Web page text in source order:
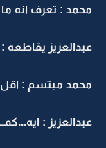
محمد : تعرف انه ما
عبدالعزيز
محمد مبتسم :
عبدالعزيز :